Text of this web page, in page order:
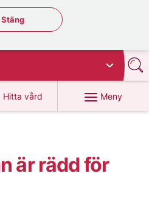
Stäng regionsväljaren
Stäng
Hitta vård
på 1177.se
Meny
är rädd för